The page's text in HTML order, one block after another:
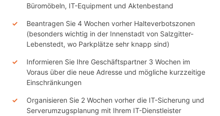
Büromöbeln, IT-Equipment und Aktenbestand
Beantragen Sie 4 Wochen vorher Halteverbotszonen
(besonders wichtig in der Innenstadt von Salzgitter-
Lebenstedt, wo Parkplätze sehr knapp sind)
Informieren Sie Ihre Geschäftspartner 3 Wochen im
Voraus über die neue Adresse und mögliche kurzzeitige
Einschränkungen
Organisieren Sie 2 Wochen vorher die IT-Sicherung und
Serverumzugsplanung mit Ihrem IT-Dienstleister